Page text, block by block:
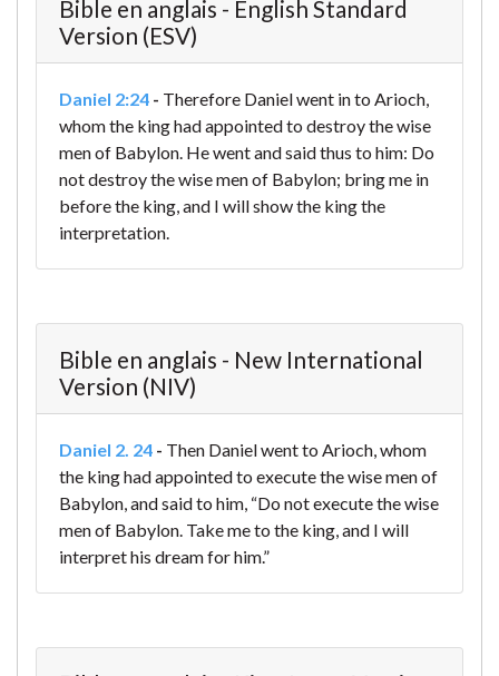
Bible en anglais - English Standard
Version (ESV)
Daniel 2:24 - Therefore Daniel went in to Arioch,
whom the king had appointed to destroy the wise
men of Babylon. He went and said thus to him: Do
not destroy the wise men of Babylon; bring me in
before the king, and I will show the king the
interpretation.
Bible en anglais - New International
Version (NIV)
Daniel 2. 24 - Then Daniel went to Arioch, whom
the king had appointed to execute the wise men of
Babylon, and said to him, “Do not execute the wise
men of Babylon. Take me to the king, and I will
interpret his dream for him.”